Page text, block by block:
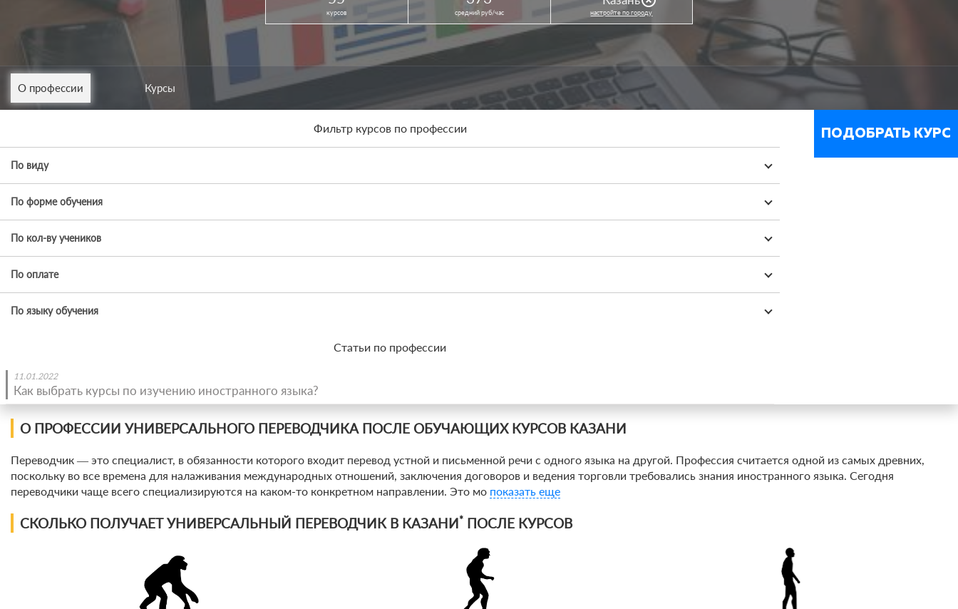
курсов средний руб/час настройте по городу
О профессии Курсы
О ПРОФЕССИИ УНИВЕРСАЛЬНОГО ПЕРЕВОДЧИКА ПОСЛЕ ОБУЧАЮЩИХ КУРСОВ КАЗАНИ
Переводчик ― это специалист, в обязанности которого входит перевод устной и письменной речи с одного языка на другой. Профессия считается одной из самых древних,
поскольку во все времена для налаживания международных отношений, заключения договоров и ведения торговли требовались знания иностранного языка. Сегодня
переводчики чаще всего специализируются на каком-то конкретном направлении. Это мо показать еще
СКОЛЬКО ПОЛУЧАЕТ УНИВЕРСАЛЬНЫЙ ПЕРЕВОДЧИК В КАЗАНИ* ПОСЛЕ КУРСОВ
ПОДОБРАТЬ КУРС
Фильтр курсов по профессии
По виду
По форме обучения
По кол-ву учеников
По оплате
По языку обучения
Статьи по профессии
11.01.2022
Как выбрать курсы по изучению иностранного языка?